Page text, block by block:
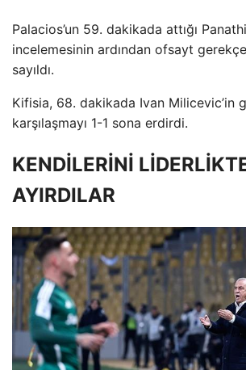
Palacios’un 59. dakikada attığı
incelemesinin ardından ofsayt
sayıldı.
Kifisia, 68. dakikada Ivan Milicevic’in
karşılaşmayı 1-1 sona erdirdi.
KENDİLERİNİ
AYIRDILAR